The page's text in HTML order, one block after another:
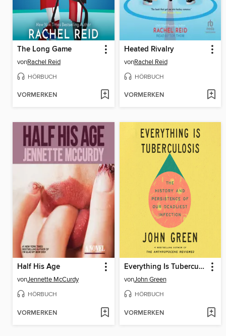
The Long Game
vonRachel Reid
HÖRBUCH
VORMERKEN
Heated Rivalry
vonRachel Reid
HÖRBUCH
VORMERKEN
Half His Age
vonJennette McCurdy
HÖRBUCH
VORMERKEN
Everything Is Tuberculosis
vonJohn Green
HÖRBUCH
VORMERKEN